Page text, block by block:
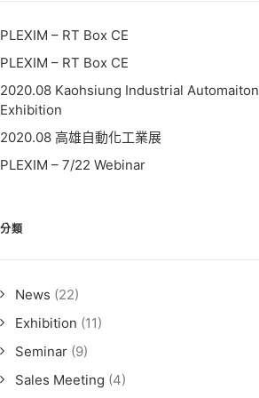
PLEXIM – RT Box CE
PLEXIM – RT Box CE
2020.08 Kaohsiung Industrial Automaiton
Exhibition
2020.08 高雄自動化工業展
PLEXIM – 7/22 Webinar
分類
News (22)
Exhibition (11)
Seminar (9)
Sales Meeting (4)